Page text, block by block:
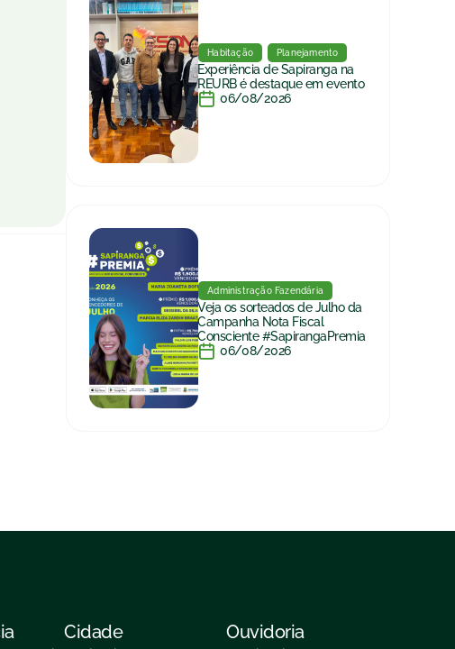
Habitação Planejamento
Experiência de Sapiranga na
REURB é destaque em evento
06/08/2026
Administração Fazendária
Veja os sorteados de Julho da
Campanha Nota Fiscal
Consciente #SapirangaPremia
06/08/2026
Cidade Ouvidoria